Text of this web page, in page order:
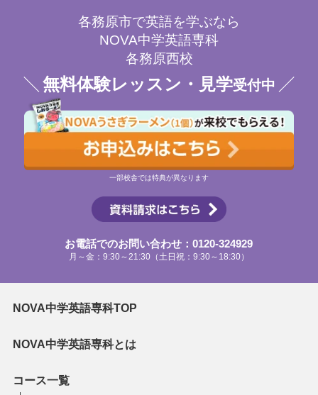
各務原市で英語を学ぶなら
NOVA中学英語専科
各務原西校
無料体験レッスン・見学受付中
一部校舎では特典が異なります
お電話でのお問い合わせ：0120-324929
月～金：9:30～21:30（土日祝：9:30～18:30）
NOVA中学英語専科TOP
NOVA中学英語専科とは
コース一覧